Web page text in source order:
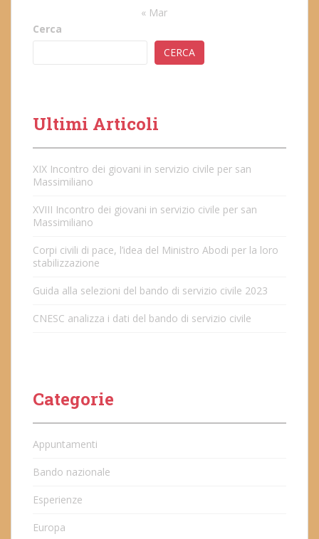
« Mar
Cerca
CERCA
Ultimi Articoli
XIX Incontro dei giovani in servizio civile per san
Massimiliano
XVIII Incontro dei giovani in servizio civile per san
Massimiliano
Corpi civili di pace, l’idea del Ministro Abodi per la loro
stabilizzazione
Guida alla selezioni del bando di servizio civile 2023
CNESC analizza i dati del bando di servizio civile
Categorie
Appuntamenti
Bando nazionale
Esperienze
Europa